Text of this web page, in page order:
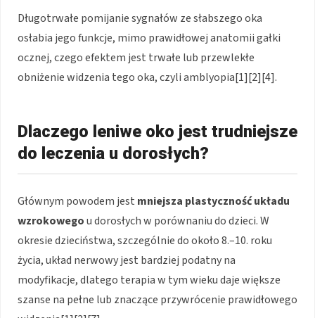
Długotrwałe pomijanie sygnałów ze słabszego oka
osłabia jego funkcje, mimo prawidłowej anatomii gałki
ocznej, czego efektem jest trwałe lub przewlekłe
obniżenie widzenia tego oka, czyli amblyopia[1][2][4].
Dlaczego leniwe oko jest trudniejsze
do leczenia u dorosłych?
Głównym powodem jest mniejsza plastyczność układu
wzrokowegou dorosłych w porównaniu do dzieci. W
okresie dzieciństwa, szczególnie do około 8.–10. roku
życia, układ nerwowy jest bardziej podatny na
modyfikacje, dlatego terapia w tym wieku daje większe
szanse na pełne lub znaczące przywrócenie prawidłowego